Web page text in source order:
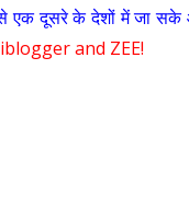
से एक दूसरे के देशों में जा
and ZEE!